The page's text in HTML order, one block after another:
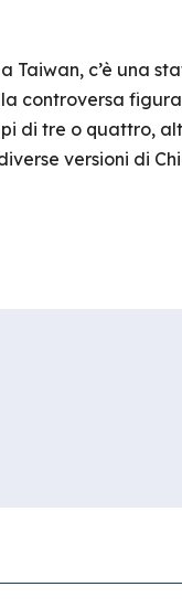
Taiwan, c’è una
controversa
di tre o quattro,
versioni di